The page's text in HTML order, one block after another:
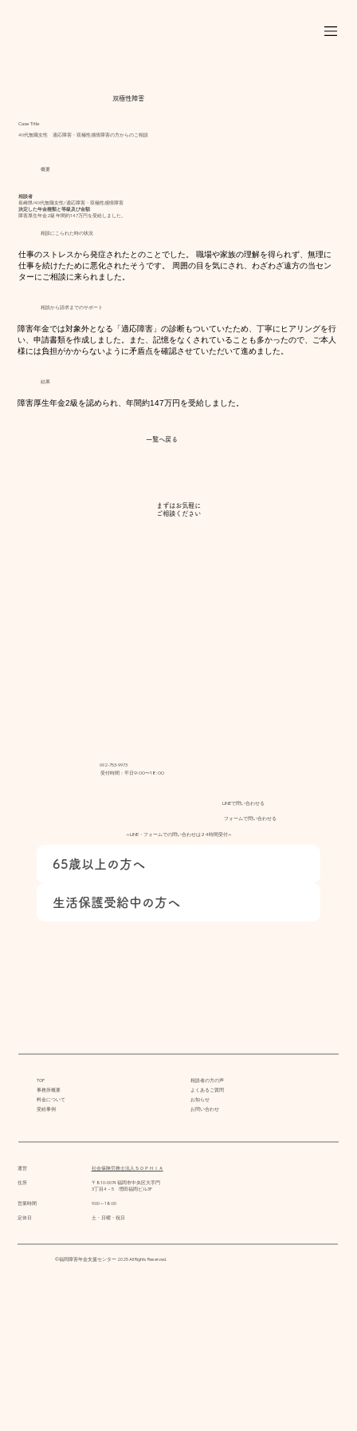
092-753-9973
受付時間：平日9:00〜18:00
LINEで問い合わせる
フォームで問い合わせる
▲LINE・フォームでの問い合わせは24時間受付▲
65歳以上の方へ
生活保護受給中の方へ
まずはお気軽に
​ご相談ください
双極性障害
Case Title
40代無職女性 適応障害・双極性感情障害の方からのご相談
概要
相談者
長崎県/40代無職女性/適応障害・双極性感情障害
決定した年金種類と等級及び金額
障害厚生年金2級 年間約147万円を受給しました。
相談にこられた時の状況
仕事のストレスから発症されたとのことでした。 職場や家族の理解を得られず、無理に
仕事を続けたために悪化されたそうです。 周囲の目を気にされ、わざわざ遠方の当セン
ターにご相談に来られました。
相談から請求までのサポート
障害年金では対象外となる「適応障害」の診断もついていたため、丁寧にヒアリングを行
い、申請書類を作成しました。また、記憶をなくされていることも多かったので、ご本人
様には負担がかからないように矛盾点を確認させていただいて進めました。
結果
障害厚生年金2級を認められ、年間約147万円を受給しました。
一覧へ戻る
TOP
事務所概要
料金について
受給事例
相談者の方の声
よくあるご質問
お知らせ
お問い合わせ
運営 社会保険労務士法人ＳＯＰＨＩＡ
住所
〒810-0074 福岡市中央区大手門
3丁目4－5 増田福岡ビル3F
営業時間 9:00～18:00
定休日 土・日曜・祝日
©福岡障害年金支援センター 2025 All Rights Reserved.